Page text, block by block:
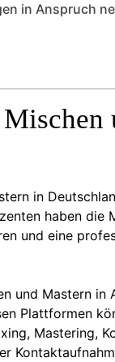
in Anspruch
in
haben die
und eine
und Mastern in
Plattformen
Mastering,